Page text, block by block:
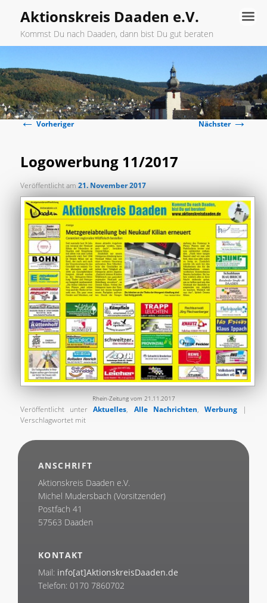
Aktionskreis Daaden e.V.
Kommst Du nach Daaden, dann bist Du gut beraten
primären
Inhalt
Beitragsnavigation
←Vorheriger Nächster→
Logowerbung 11/2017
Veröffentlicht am21. November 2017
Rhein-Zeitung vom 21.11.2017
Veröffentlicht unterAktuelles, Alle Nachrichten, Werbung|
Verschlagwortet mit
ANSCHRIFT
Aktionskreis Daaden e.V.
Michel Mudersbach (Vorsitzender)
Postfach 41
57563 Daaden
KONTAKT
Mail: info[at]AktionskreisDaaden.de
Telefon: 0170 7860702